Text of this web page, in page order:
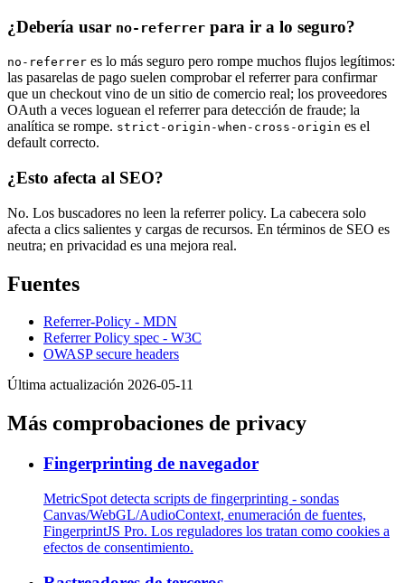
¿Debería usar no-referrer para ir a lo seguro?
no-referrer es lo más seguro pero rompe muchos flujos legítimos:
las pasarelas de pago suelen comprobar el referrer para confirmar
que un checkout vino de un sitio de comercio real; los proveedores
OAuth a veces loguean el referrer para detección de fraude; la
analítica se rompe. strict-origin-when-cross-origin es el
default correcto.
¿Esto afecta al SEO?
No. Los buscadores no leen la referrer policy. La cabecera solo
afecta a clics salientes y cargas de recursos. En términos de SEO es
neutra; en privacidad es una mejora real.
Fuentes
Referrer-Policy - MDN
Referrer Policy spec - W3C
OWASP secure headers
Última actualización 2026-05-11
Más comprobaciones de privacy
Fingerprinting de navegador
MetricSpot detecta scripts de fingerprinting - sondas
Canvas/WebGL/AudioContext, enumeración de fuentes,
FingerprintJS Pro. Los reguladores los tratan como cookies a
efectos de consentimiento.